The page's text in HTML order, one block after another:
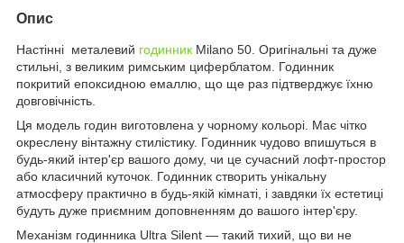
Опис
Настінні металевий годинник Milano 50. Оригінальні та дуже
стильні, з великим римським циферблатом. Годинник
покритий епоксидною емаллю, що ще раз підтверджує їхню
довговічність.
Ця модель годин виготовлена у чорному кольорі. Має чітко
окреслену вінтажну стилістику. Годинник чудово впишуться в
будь-який інтер'єр вашого дому, чи це сучасний лофт-простор
або класичний куточок. Годинник створить унікальну
атмосферу практично в будь-якій кімнаті, і завдяки їх естетиці
будуть дуже приємним доповненням до вашого інтер'єру.
Механізм годинника Ultra Silent — такий тихий, що ви не